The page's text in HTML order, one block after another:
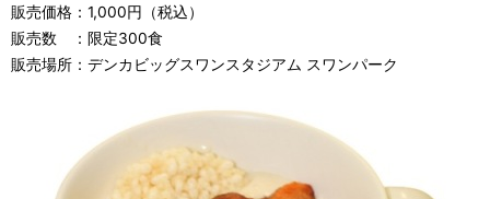
販売価格：1,000円（税込）
販売数 ：限定300食
販売場所：デンカビッグスワンスタジアム スワンパーク